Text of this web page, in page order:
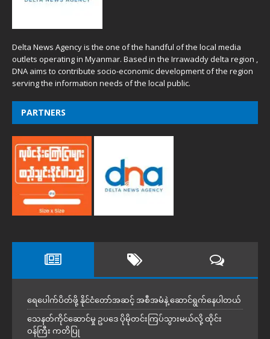
Delta News Agency is the one of the handful of the local media
outlets operating in Myanmar. Based in the Irrawaddy delta region ,
DNA aims to contribute socio-economic development of the region
serving the information needs of the local public.
PARTNERS
ရေပေါက်ပိတ်ဖို့ နိုင်ငံတော်အဆင့် အစီအမံနဲ့ ဆောင်ရွက်နေပါတယ်
သေနတ်ကိုင်ဆောင်မှု ဥပဒေ ပိုမိုတင်းကြပ်သွားမယ်လို့ ထိုင်း
ဝန်ကြီး ကတိပြု